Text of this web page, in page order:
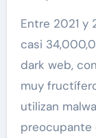
Entre 2021 y
casi
dark web,
muy
utilizan
preocupante